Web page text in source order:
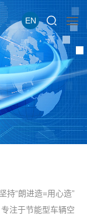
EN
持“朗进造=用心造”
注于节能型车辆空